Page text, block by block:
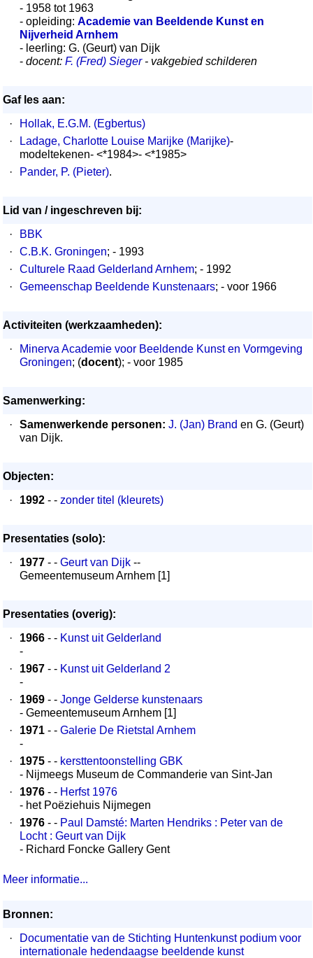
- 1958 tot 1963
- opleiding: Academie van Beeldende Kunst en
Nijverheid Arnhem
- leerling: G. (Geurt) van Dijk
- docent: F. (Fred) Sieger- vakgebied schilderen
Gaf les aan:
·
Hollak, E.G.M. (Egbertus)
·
Ladage, Charlotte Louise Marijke (Marijke)-
modeltekenen- <*1984>- <*1985>
·
Pander, P. (Pieter).
Lid van / ingeschreven bij:
·
BBK
·
C.B.K. Groningen; - 1993
·
Culturele Raad Gelderland Arnhem; - 1992
·
Gemeenschap Beeldende Kunstenaars; - voor 1966
Activiteiten (werkzaamheden):
·
Minerva Academie voor Beeldende Kunst en Vormgeving
Groningen; (docent); - voor 1985
Samenwerking:
·
Samenwerkende personen: J. (Jan) Brand en G. (Geurt)
van Dijk.
Objecten:
·
1992 - - zonder titel (kleurets)
Presentaties (solo):
·
1977 - - Geurt van Dijk --
Gemeentemuseum Arnhem [1]
Presentaties (overig):
·
1966 - - Kunst uit Gelderland
-
·
1967 - - Kunst uit Gelderland 2
-
·
1969 - - Jonge Gelderse kunstenaars
- Gemeentemuseum Arnhem [1]
·
1971 - - Galerie De Rietstal Arnhem
-
·
1975 - - kersttentoonstelling GBK
- Nijmeegs Museum de Commanderie van Sint-Jan
·
1976 - - Herfst 1976
- het Poëziehuis Nijmegen
·
1976 - - Paul Damsté: Marten Hendriks : Peter van de
Locht : Geurt van Dijk
- Richard Foncke Gallery Gent
Meer informatie...
Bronnen:
·
Documentatie van de Stichting Huntenkunst podium voor
internationale hedendaagse beeldende kunst